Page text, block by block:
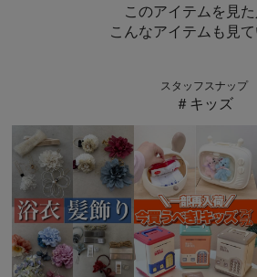
このアイテムを見
こんなアイテムも見
スタッフスナップ
＃キッズ